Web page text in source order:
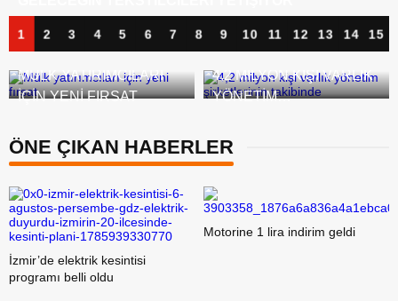
1 2 3 4 5 6 7 8 9 10 11 12 13 14 15
MÜLK YATIRIMCILARI
IÇIN YENI FIRSAT
4,2 MILYON KIŞI VARLIK
YÖNETIM
TAKIBINDE
ÖNE ÇIKAN HABERLER
Motorine 1 lira indirim geldi